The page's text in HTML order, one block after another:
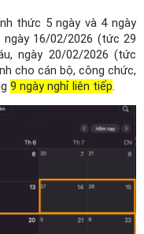
thức 5 ngày và 4 ngày
16/02/2026 (tức 29
ngày 20/02/2026 (tức
cho cán bộ, công chức,
9 ngày nghỉ liên tiếp.